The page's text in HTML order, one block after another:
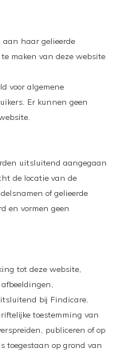
aan haar gelieerde
maken van deze website
voor algemene
Er kunnen geen
uitsluitend aangegaan
de locatie van de
of gelieerde
en vormen geen
tot deze website,
bij Findicare.
toestemming van
publiceren of op
toegestaan op grond van